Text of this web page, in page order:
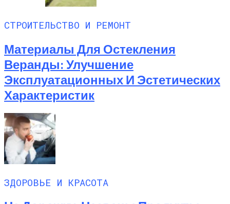
СТРОИТЕЛЬСТВО И РЕМОНТ
Материалы Для Остекления
Веранды: Улучшение
Эксплуатационных И Эстетических
Характеристик
ЗДОРОВЬЕ И КРАСОТА